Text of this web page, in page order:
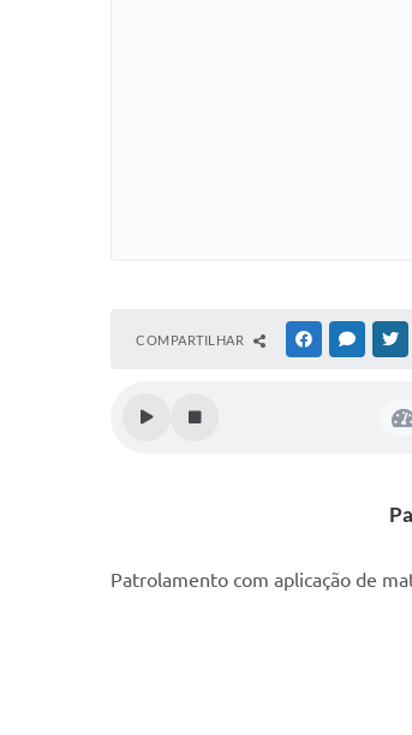
COMPARTILHAR FACEBOOK
Patrolamento com aplicação de